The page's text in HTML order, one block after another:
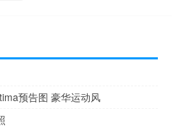
预告图 豪华运动风